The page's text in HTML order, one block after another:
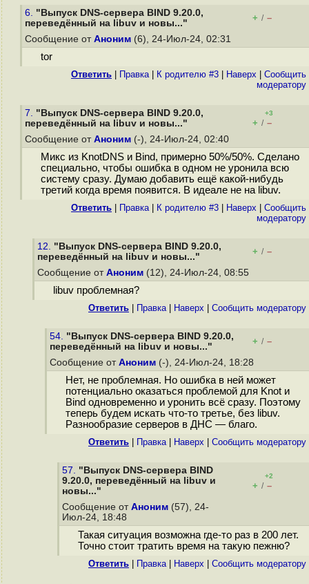
6. "Выпуск DNS-сервера BIND 9.20.0,
переведённый на libuv и новы..."
+ / –
Сообщение от Аноним (6), 24-Июл-24, 02:31
tor
Ответить Правка| К родителю #3 Наверх
Cообщить
модератору
7. "Выпуск DNS-сервера BIND 9.20.0,
переведённый на libuv и новы..."
+3
+ / –
Сообщение от Аноним (-), 24-Июл-24, 02:40
Микс из KnotDNS и Bind, примерно 50%/50%. Сделано
специально, чтобы ошибка в одном не уронила всю
систему сразу. Думаю добавить ещё какой-нибудь
третий когда время появится. В идеале не на libuv.
Ответить Правка| К родителю #3 Наверх
Cообщить
модератору
12. "Выпуск DNS-сервера BIND 9.20.0,
переведённый на libuv и новы..."
+ / –
Сообщение от Аноним (12), 24-Июл-24, 08:55
libuv проблемная?
Ответить Правка| Наверх Cообщить модератору
54. "Выпуск DNS-сервера BIND 9.20.0,
переведённый на libuv и новы..."
+ / –
Сообщение от Аноним (-), 24-Июл-24, 18:28
Нет, не проблемная. Но ошибка в ней может
потенциально оказаться проблемой для Knot и
Bind одновременно и уронить всё сразу. Поэтому
теперь будем искать что-то третье, без libuv.
Разнообразие серверов в ДНС — благо.
Ответить Правка| Наверх Cообщить модератору
57. "Выпуск DNS-сервера BIND
9.20.0, переведённый на libuv и
новы..."
+2
+ / –
Сообщение от Аноним (57), 24-
Июл-24, 18:48
Такая ситуация возможна где-то раз в 200 лет.
Точно стоит тратить время на такую пежню?
Ответить Правка| Наверх Cообщить модератору